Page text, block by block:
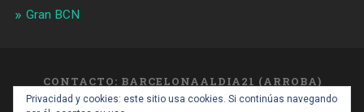
Gran BCN
CONTACTO: BARCELONAALDIA21 (ARROBA)
GMAIL.COM
Privacidad y cookies: este sitio usa cookies. Si continúas navegando